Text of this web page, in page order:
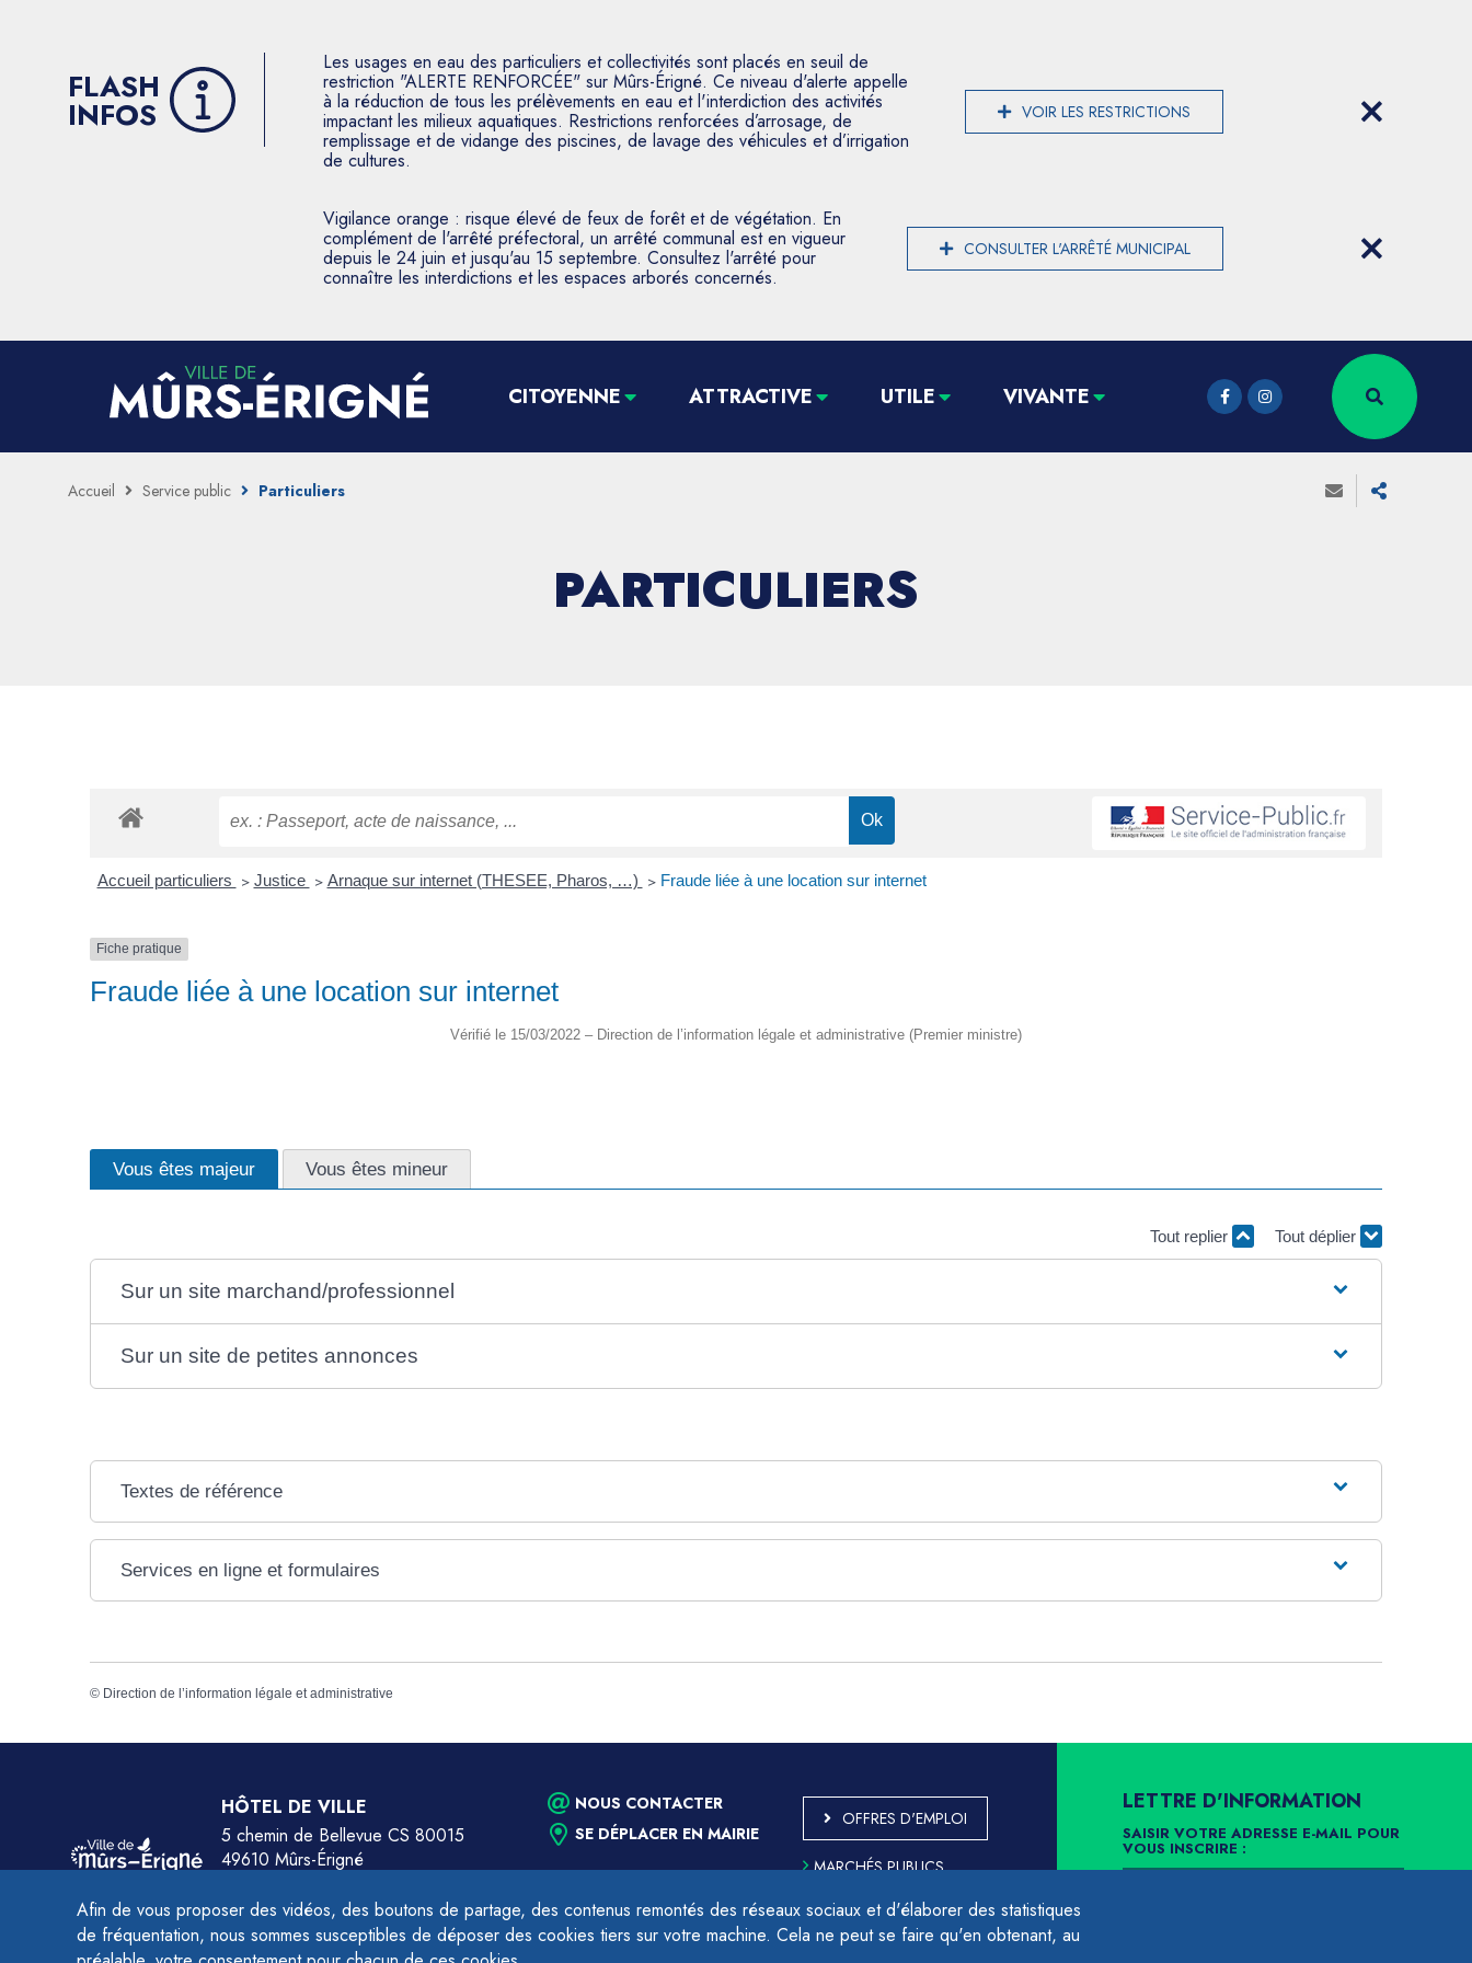
Afin de vous proposer des vidéos, des boutons de partage, des contenus remontés des réseaux sociaux et d'élaborer des statistiques
de fréquentation, nous sommes susceptibles de déposer des cookies tiers sur votre machine. Cela ne peut se faire qu'en obtenant, au
FLASH
INFOS
Les usages en eau des particuliers et collectivités sont placés en seuil de
restriction "ALERTE RENFORCÉE" sur Mûrs-Érigné. Ce niveau d'alerte appelle
à la réduction de tous les prélèvements en eau et l'interdiction des activités
impactant les milieux aquatiques. Restrictions renforcées d’arrosage, de
remplissage et de vidange des piscines, de lavage des véhicules et d’irrigation
de cultures.
VOIR LES RESTRICTIONS
Vigilance orange : risque élevé de feux de forêt et de végétation. En
complément de l'arrêté préfectoral, un arrêté communal est en vigueur
depuis le 24 juin et jusqu'au 15 septembre. Consultez l'arrêté pour
connaître les interdictions et les espaces arborés concernés.
CONSULTER L'ARRÊTÉ MUNICIPAL
CITOYENNE ATTRACTIVE UTILE VIVANTE
Accueil Service public Particuliers
PARTICULIERS
Accueil particuliers > Justice > Arnaque sur internet (THESEE, Pharos, …) > Fraude liée à une location sur internet
Fiche pratique
Fraude liée à une location sur internet
Vérifié le 15/03/2022 – Direction de l’information légale et administrative (Premier ministre)
Vous êtes majeur Vous êtes mineur
Tout replier Tout déplier
Sur un site marchand/professionnel
Sur un site de petites annonces
Textes de référence
Services en ligne et formulaires
© Direction de l’information légale et administrative
HÔTEL DE VILLE
5 chemin de Bellevue CS 80015
49610 Mûrs-Érigné
Du lundi au jeudi de 9h à 12h et de 14h à 17h.
NOUS CONTACTER
SE DÉPLACER EN MAIRIE
OFFRES D'EMPLOI
MARCHÉS PUBLICS
CONFORME
PLAN DU SITE
LETTRE D'INFORMATION
SAISIR VOTRE ADRESSE E-MAIL POUR
VOUS INSCRIRE :